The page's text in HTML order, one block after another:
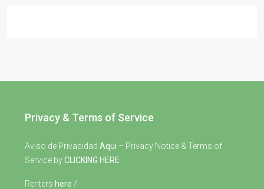
Privacy & Terms of Service
Aviso de Privacidad Aqui – Privacy Notice & Terms of
Service byCLICKING HERE
Renters here /